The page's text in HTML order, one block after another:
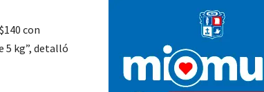
con
5 kg”, detalló